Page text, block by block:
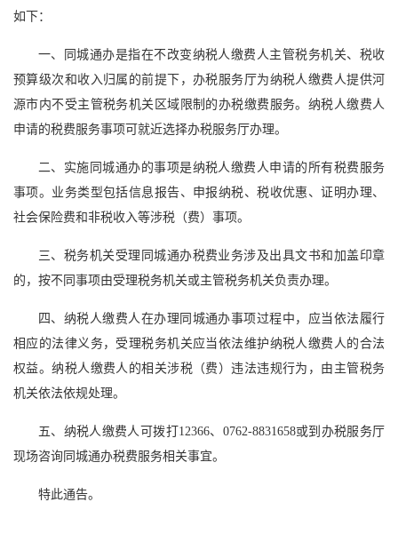
如下：
一、同城通办是指在不改变纳税人缴费人主管税务机关、税收
预算级次和收入归属的前提下，办税服务厅为纳税人缴费人提供河
源市内不受主管税务机关区域限制的办税缴费服务。纳税人缴费人
申请的税费服务事项可就近选择办税服务厅办理。
二、实施同城通办的事项是纳税人缴费人申请的所有税费服务
事项。业务类型包括信息报告、申报纳税、税收优惠、证明办理、
社会保险费和非税收入等涉税（费）事项。
三、税务机关受理同城通办税费业务涉及出具文书和加盖印章
的，按不同事项由受理税务机关或主管税务机关负责办理。
四、纳税人缴费人在办理同城通办事项过程中，应当依法履行
相应的法律义务，受理税务机关应当依法维护纳税人缴费人的合法
权益。纳税人缴费人的相关涉税（费）违法违规行为，由主管税务
机关依法依规处理。
五、纳税人缴费人可拨打12366、0762-8831658或到办税服务厅
现场咨询同城通办税费服务相关事宜。
特此通告。